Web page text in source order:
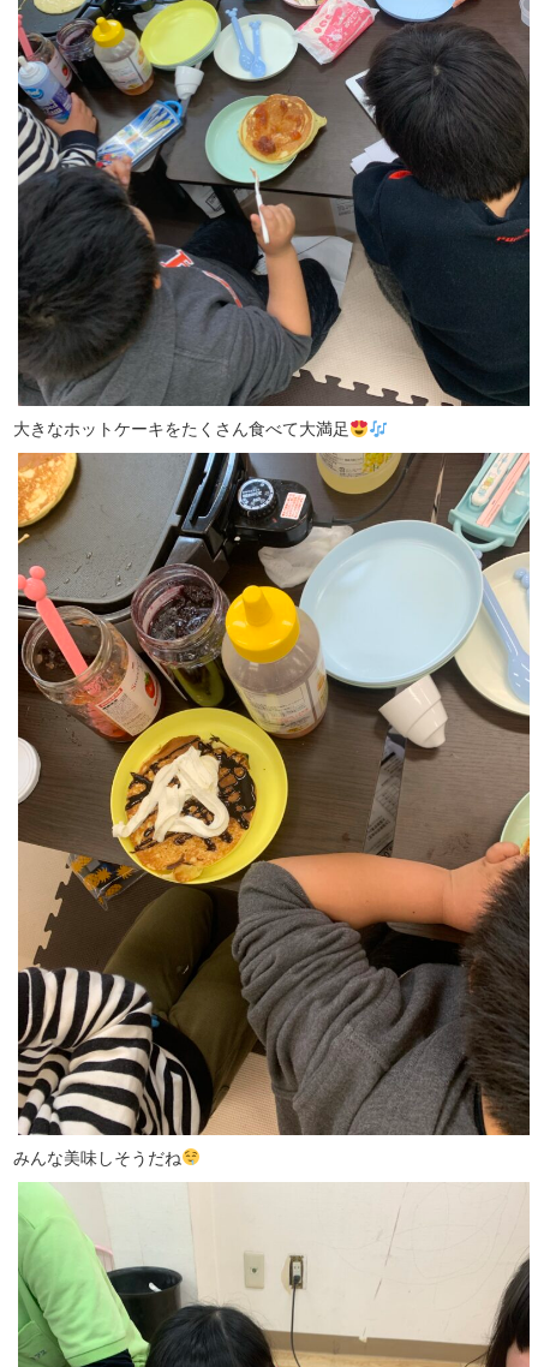
大きなホットケーキをたくさん食べて大満足
みんな美味しそうだね